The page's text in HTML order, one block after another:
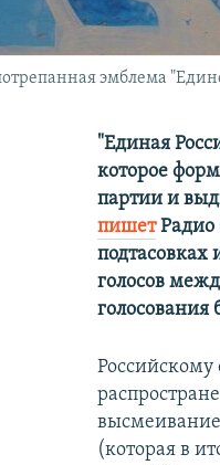
эмблема
"Единая
которое
партии и
пишетРадио
подтасовках
голосов
голосования
Российскому
(которая в